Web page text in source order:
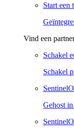
Start een
Vind een
Schakel
Schakel
Gehost